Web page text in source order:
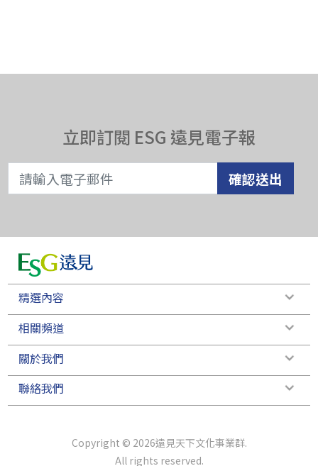
立即訂閱 ESG 遠見電子報
確認送出
精選內容
相關頻道
關於我們
聯絡我們
Copyright © 2026遠見天下文化事業群.
All rights reserved.